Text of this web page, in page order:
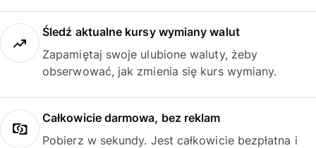
Śledź aktualne kursy wymiany walut
Zapamiętaj swoje ulubione waluty, żeby
obserwować, jak zmienia się kurs wymiany.
Całkowicie darmowa, bez reklam
Pobierz w sekundy. Jest całkowicie bezpłatna i